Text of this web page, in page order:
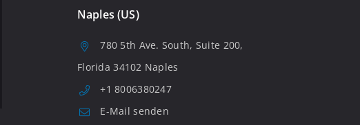
Naples (US)
780 5th Ave. South, Suite 200,
Florida 34102 Naples
+1 8006380247
E-Mail senden